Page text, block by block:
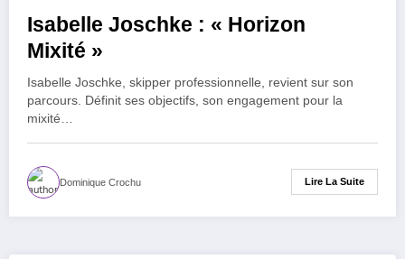
Isabelle Joschke : « Horizon
Mixité »
Isabelle Joschke, skipper professionnelle, revient sur son
parcours. Définit ses objectifs, son engagement pour la
mixité…
Dominique Crochu Lire La Suite